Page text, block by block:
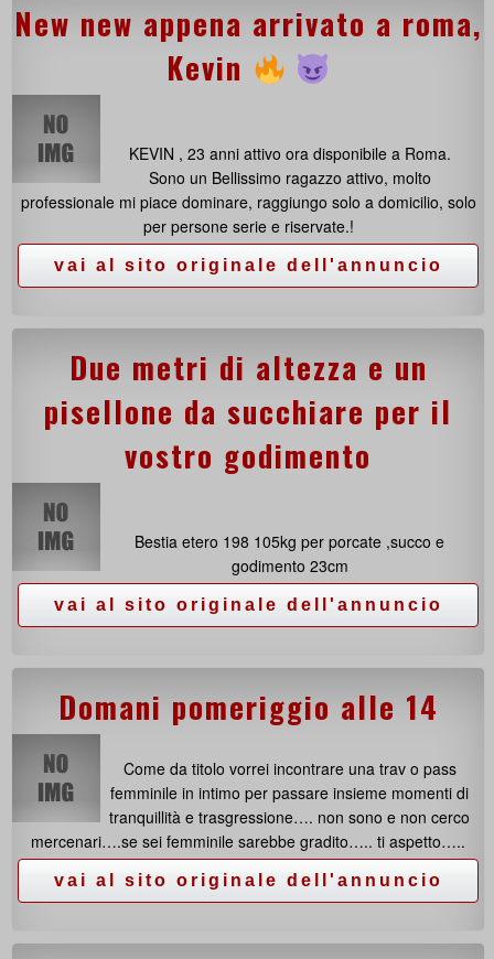
New new appena arrivato a roma,
Kevin
KEVIN , 23 anni attivo ora disponibile a Roma.
Sono un Bellissimo ragazzo attivo, molto
professionale mi piace dominare, raggiungo solo a domicilio, solo
per persone serie e riservate.!
Due metri di altezza e un
pisellone da succhiare per il
vostro godimento
Bestia etero 198 105kg per porcate ,succo e
godimento 23cm
Domani pomeriggio alle 14
Come da titolo vorrei incontrare una trav o pass
femminile in intimo per passare insieme momenti di
tranquillità e trasgressione…. non sono e non cerco
mercenari….se sei femminile sarebbe gradito….. ti aspetto…..